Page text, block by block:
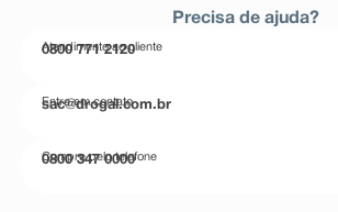
Precisa de ajuda?
Atendimento ao cliente
0800 771 2120
Entre em contato
sac@drogal.com.br
Compre pelo telefone
0800 347 0000